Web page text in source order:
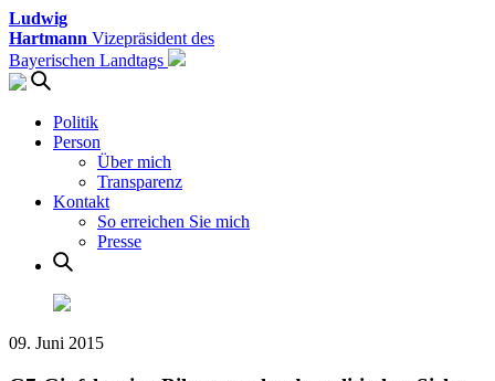
Ludwig
Hartmann Vizepräsident des
Bayerischen Landtags
Politik
Person
Über mich
Transparenz
Kontakt
So erreichen Sie mich
Presse
09. Juni 2015